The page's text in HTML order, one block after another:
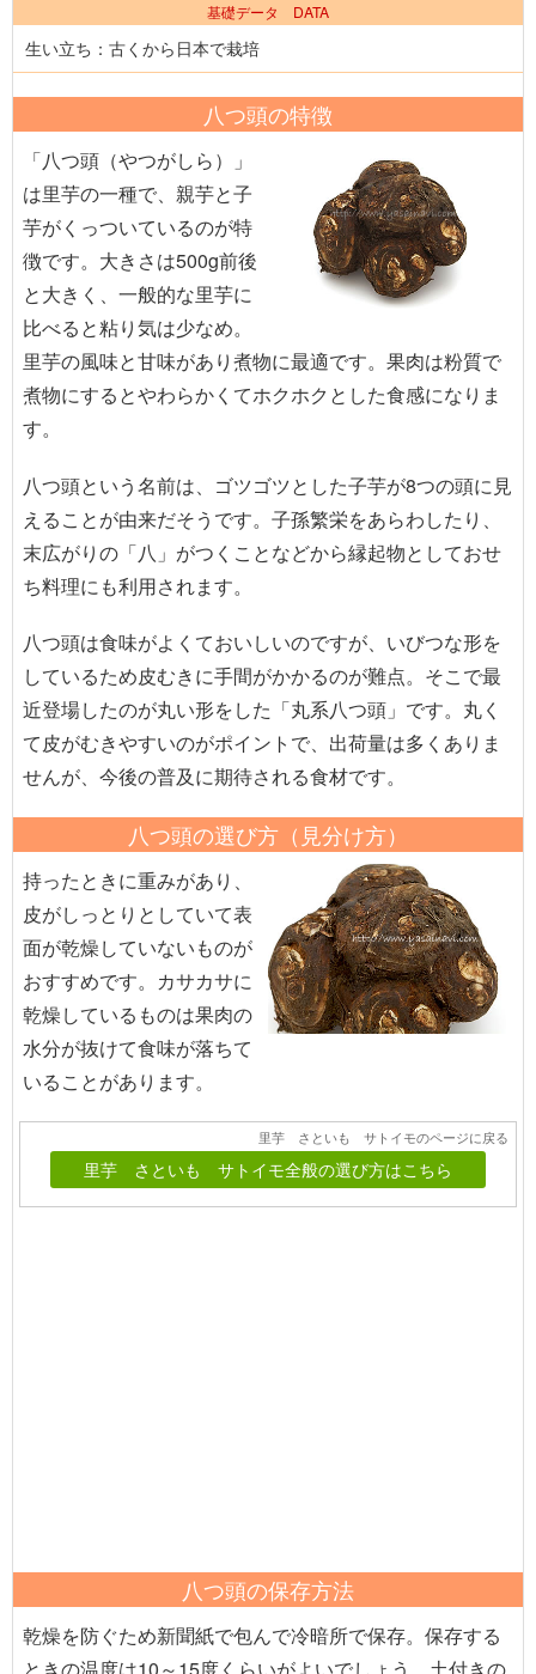
基礎データ DATA
生い立ち：古くから日本で栽培
八つ頭の特徴
「八つ頭（やつがしら）」
は里芋の一種で、親芋と子
芋がくっついているのが特
徴です。大きさは500g前後
と大きく、一般的な里芋に
比べると粘り気は少なめ。
里芋の風味と甘味があり煮物に最適です。果肉は粉質で
煮物にするとやわらかくてホクホクとした食感になりま
す。
八つ頭という名前は、ゴツゴツとした子芋が8つの頭に見
えることが由来だそうです。子孫繁栄をあらわしたり、
末広がりの「八」がつくことなどから縁起物としておせ
ち料理にも利用されます。
八つ頭は食味がよくておいしいのですが、いびつな形を
しているため皮むきに手間がかかるのが難点。そこで最
近登場したのが丸い形をした「丸系八つ頭」です。丸く
て皮がむきやすいのがポイントで、出荷量は多くありま
せんが、今後の普及に期待される食材です。
八つ頭の選び方（見分け方）
持ったときに重みがあり、
皮がしっとりとしていて表
面が乾燥していないものが
おすすめです。カサカサに
乾燥しているものは果肉の
水分が抜けて食味が落ちて
いることがあります。
里芋 さといも サトイモのページに戻る
里芋 さといも サトイモ全般の選び方はこちら
八つ頭の保存方法
乾燥を防ぐため新聞紙で包んで冷暗所で保存。保存する
ときの温度は10～15度くらいがよいでしょう。土付きの